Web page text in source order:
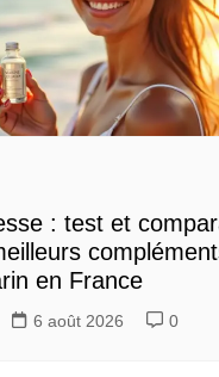
: test et
en France
6 août 2026 0